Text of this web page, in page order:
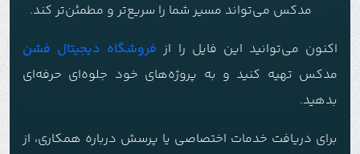
مدکس می‌تواند مسیر شما را سریع‌تر و مطمئن‌تر کند.
اکنون می‌توانید این فایل را از فروشگاه دیجیتال فشن
مدکس تهیه کنید و به پروژه‌های خود جلوه‌ای حرفه‌ای
بدهید.
برای دریافت خدمات اختصاصی یا پرسش درباره همکاری، از